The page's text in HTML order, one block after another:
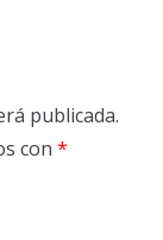
publicada.
con *